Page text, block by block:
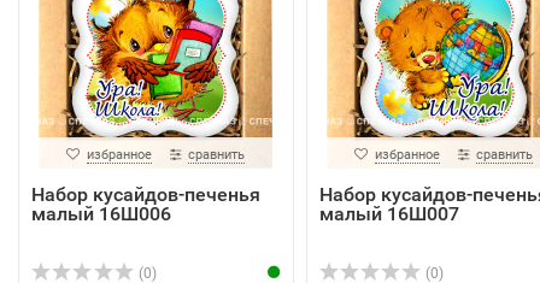
избранное сравнить
Набор кусайдов-печенья
малый 16Ш006
(0)
избранное сравнить
Набор кусайдов-
малый 16Ш007
(0)